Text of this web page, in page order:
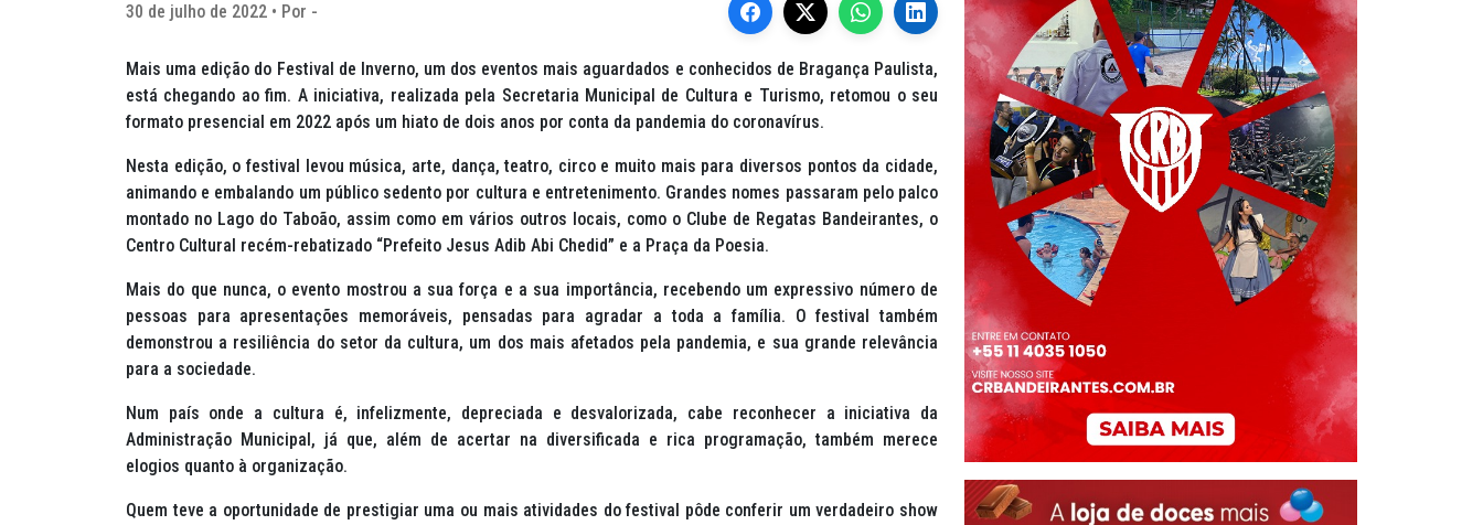
30 de julho de 2022 • Por -
Mais uma edição do Festival de Inverno, um dos eventos mais aguardados e conhecidos de Bragança Paulista,
está chegando ao fim. A iniciativa, realizada pela Secretaria Municipal de Cultura e Turismo, retomou o seu
formato presencial em 2022 após um hiato de dois anos por conta da pandemia do coronavírus.
Nesta edição, o festival levou música, arte, dança, teatro, circo e muito mais para diversos pontos da cidade,
animando e embalando um público sedento por cultura e entretenimento. Grandes nomes passaram pelo palco
montado no Lago do Taboão, assim como em vários outros locais, como o Clube de Regatas Bandeirantes, o
Centro Cultural recém-rebatizado “Prefeito Jesus Adib Abi Chedid” e a Praça da Poesia.
Mais do que nunca, o evento mostrou a sua força e a sua importância, recebendo um expressivo número de
pessoas para apresentações memoráveis, pensadas para agradar a toda a família. O festival também
demonstrou a resiliência do setor da cultura, um dos mais afetados pela pandemia, e sua grande relevância
para a sociedade.
Num país onde a cultura é, infelizmente, depreciada e desvalorizada, cabe reconhecer a iniciativa da
Administração Municipal, já que, além de acertar na diversificada e rica programação, também merece
elogios quanto à organização.
Quem teve a oportunidade de prestigiar uma ou mais atividades do festival pôde conferir um verdadeiro show